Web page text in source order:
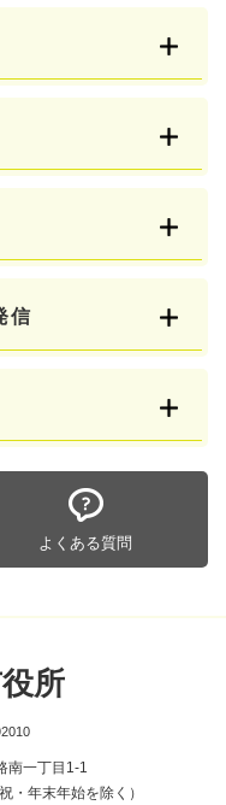
信
よくある質問
所
南一丁目1-1
・年末年始を除く）